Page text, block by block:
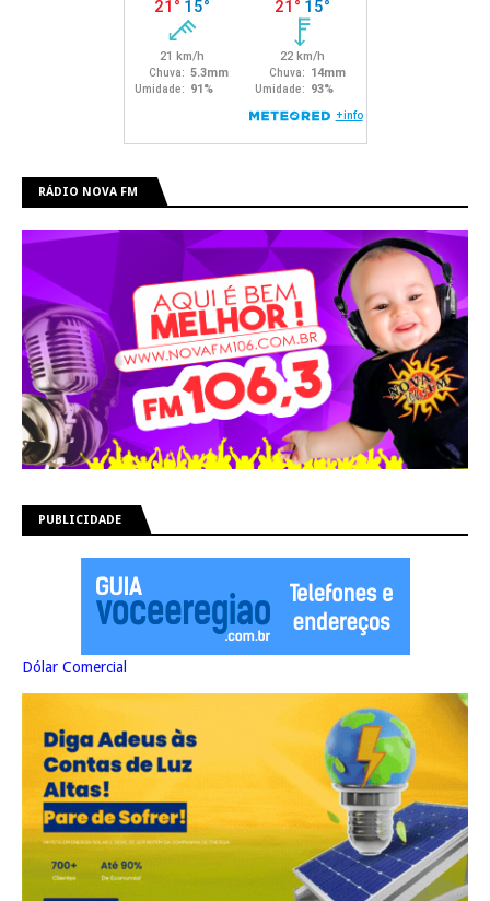
RÁDIO NOVA FM
PUBLICIDADE
Dólar Comercial